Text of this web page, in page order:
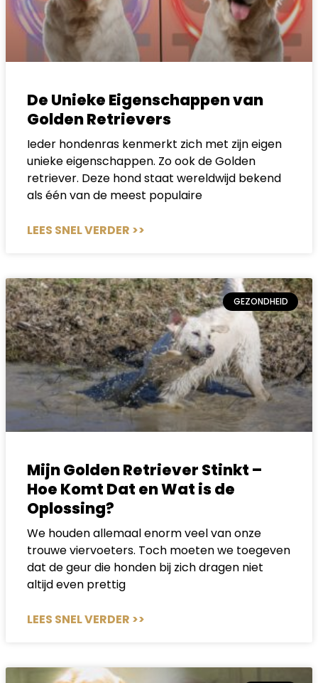
De Unieke Eigenschappen van
Golden Retrievers
Ieder hondenras kenmerkt zich met zijn eigen
unieke eigenschappen. Zo ook de Golden
retriever. Deze hond staat wereldwijd bekend
als één van de meest populaire
LEES SNEL VERDER >>
GEZONDHEID
Mijn Golden Retriever Stinkt –
Hoe Komt Dat en Wat is de
Oplossing?
We houden allemaal enorm veel van onze
trouwe viervoeters. Toch moeten we toegeven
dat de geur die honden bij zich dragen niet
altijd even prettig
LEES SNEL VERDER >>